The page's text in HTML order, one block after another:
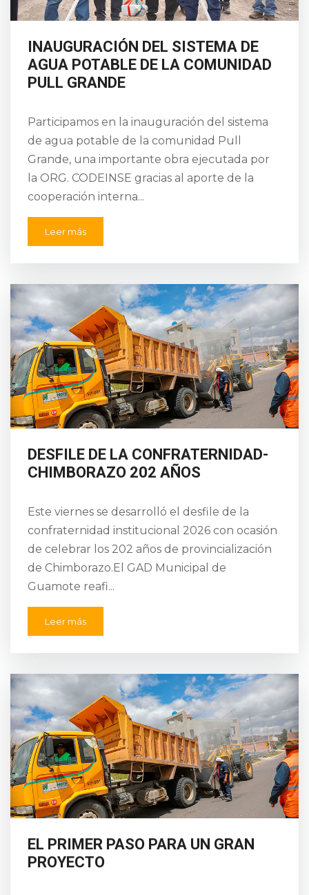
INAUGURACIÓN DEL SISTEMA DE
AGUA POTABLE DE LA COMUNIDAD
PULL GRANDE
Participamos en la inauguración del sistema
de agua potable de la comunidad Pull
Grande, una importante obra ejecutada por
la ORG. CODEINSE gracias al aporte de la
cooperación interna...
Leer más
DESFILE DE LA CONFRATERNIDAD-
CHIMBORAZO 202 AÑOS
Este viernes se desarrolló el desfile de la
confraternidad institucional 2026 con ocasión
de celebrar los 202 años de provincialización
de Chimborazo.El GAD Municipal de
Guamote reafi...
Leer más
EL PRIMER PASO PARA UN GRAN
PROYECTO